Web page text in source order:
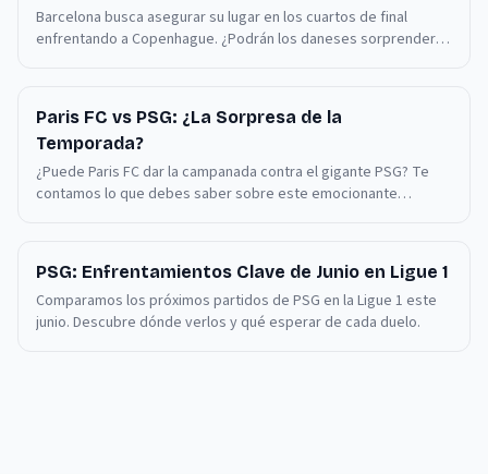
Barcelona busca asegurar su lugar en los cuartos de final
enfrentando a Copenhague. ¿Podrán los daneses sorprender
Paris FC vs PSG: ¿La Sorpresa de la
Temporada?
¿Puede Paris FC dar la campanada contra el gigante PSG? Te
contamos lo que debes saber sobre este emocionante
PSG: Enfrentamientos Clave de Junio en Ligue 1
Comparamos los próximos partidos de PSG en la Ligue 1 este
junio. Descubre dónde verlos y qué esperar de cada duelo.